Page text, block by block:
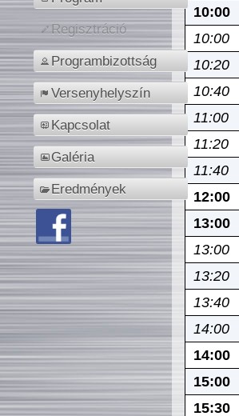
Regisztráció
Programbizottság
Versenyhelyszín
Kapcsolat
Galéria
Eredmények
10:00
10:00
10:20
10:40
11:00
11:20
11:40
12:00
13:00
13:00
13:20
13:40
14:00
14:00
15:00
15:30